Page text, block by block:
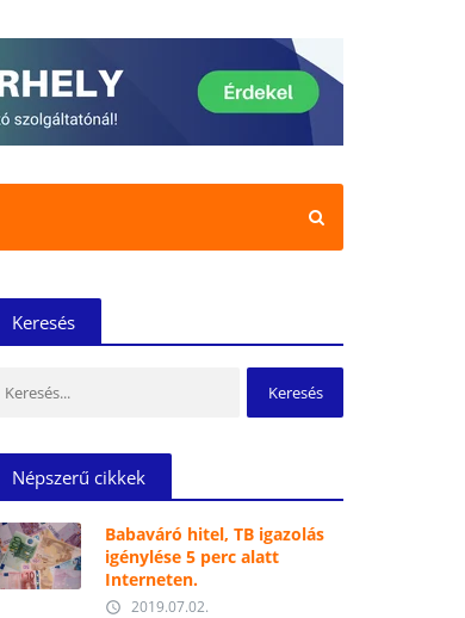
Keresés
Népszerű cikkek
Babaváró hitel, TB igazolás
igénylése 5 perc alatt
Interneten.
access_time 2019.07.02.